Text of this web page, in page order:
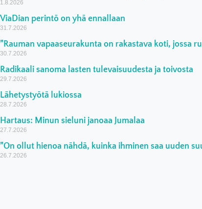
1.8.2026
ViaDian perintö on yhä ennallaan
31.7.2026
”Rauman vapaaseurakunta on rakastava koti, jossa
30.7.2026
Radikaali sanoma lasten tulevaisuudesta ja toivosta
29.7.2026
Lähetystyötä lukiossa
28.7.2026
Hartaus: Minun sieluni janoaa Jumalaa
27.7.2026
”On ollut hienoa nähdä, kuinka ihminen saa uuden
26.7.2026